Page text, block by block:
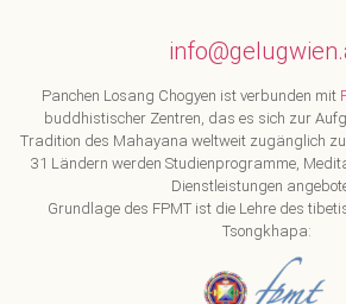
Panchen Losang Chogyen ist verbunden mit
buddhistischer Zentren, das es sich zur
Tradition des Mahayana weltweit zugänglich zu
31 Ländern werden Studienprogramme,
Dienstleistungen
Grundlage des FPMT ist die Lehre des
Tsongkhapa: